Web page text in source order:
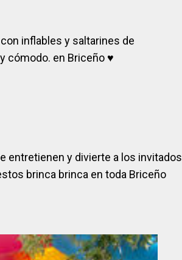
inflables y saltarines de
cómodo. en Briceño ♥
entretienen y divierte a los invitados
brinca brinca en toda Briceño